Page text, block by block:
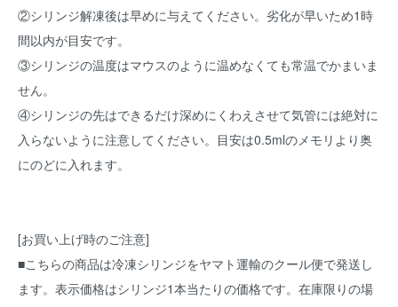
②シリンジ解凍後は早めに与えてください。劣化が早いため1時
間以内が目安です。
③シリンジの温度はマウスのように温めなくても常温でかまいま
せん。
④シリンジの先はできるだけ深めにくわえさせて気管には絶対に
入らないように注意してください。目安は0.5mlのメモリより奥
にのどに入れます。
[お買い上げ時のご注意]
■こちらの商品は冷凍シリンジをヤマト運輸のクール便で発送し
ます。表示価格はシリンジ1本当たりの価格です。在庫限りの場